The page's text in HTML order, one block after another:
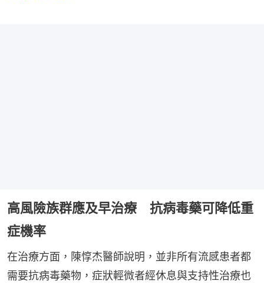
高風險族群應及早治療 抗病毒藥可降低重
症機率
在治療方面，陳惇杰醫師說明，並非所有流感患者都
需要抗病毒藥物，症狀輕微者經休息與支持性治療也